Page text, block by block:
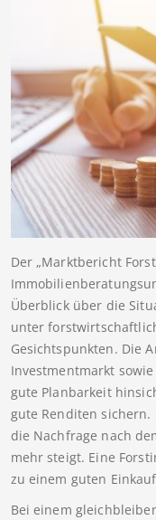
Der „Marktbericht
Überblick über die
unter
Gesichtspunkten. Die
Investmentmarkt
gute Planbarkeit
gute Renditen
die Nachfrage nach
mehr steigt. Eine
zu einem guten
Bei einem